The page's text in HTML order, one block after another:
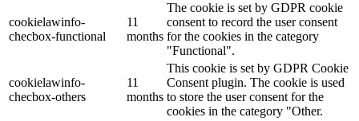
cookielawinfo-
checbox-functional
11
months
The cookie is set by GDPR cookie
consent to record the user consent
for the cookies in the category
"Functional".
cookielawinfo-
checbox-others
11
months
This cookie is set by GDPR Cookie
Consent plugin. The cookie is used
to store the user consent for the
cookies in the category "Other.